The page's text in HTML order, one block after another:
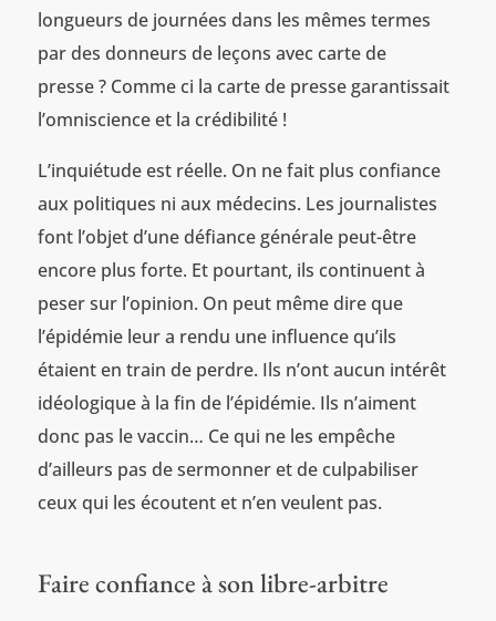
longueurs de journées dans les mêmes termes
par des donneurs de leçons avec carte de
presse ? Comme ci la carte de presse garantissait
l’omniscience et la crédibilité !
L’inquiétude est réelle. On ne fait plus confiance
aux politiques ni aux médecins. Les journalistes
font l’objet d’une défiance générale peut-être
encore plus forte. Et pourtant, ils continuent à
peser sur l’opinion. On peut même dire que
l’épidémie leur a rendu une influence qu’ils
étaient en train de perdre. Ils n’ont aucun intérêt
idéologique à la fin de l’épidémie. Ils n’aiment
donc pas le vaccin… Ce qui ne les empêche
d’ailleurs pas de sermonner et de culpabiliser
ceux qui les écoutent et n’en veulent pas.
Faire confiance à son libre-arbitre